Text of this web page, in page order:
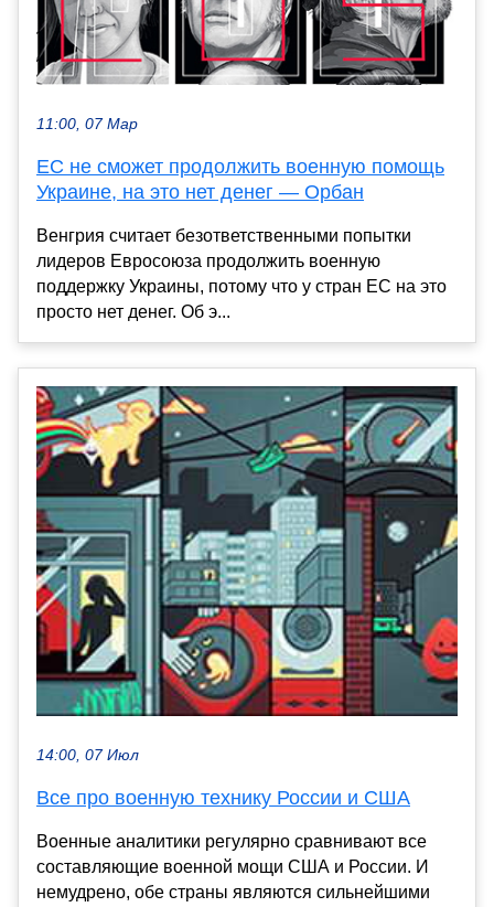
11:00, 07 Мар
ЕС не сможет продолжить военную помощь
Украине, на это нет денег — Орбан
Венгрия считает безответственными попытки
лидеров Евросоюза продолжить военную
поддержку Украины, потому что у стран ЕС на это
просто нет денег. Об э...
14:00, 07 Июл
Все про военную технику России и США
Военные аналитики регулярно сравнивают все
составляющие военной мощи США и России. И
немудрено, обе страны являются сильнейшими